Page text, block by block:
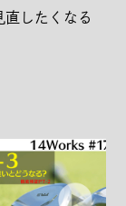
したくなる